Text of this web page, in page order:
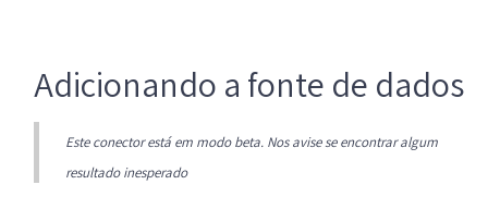
Adicionando a fonte de dados
Este conector está em modo beta. Nos avise se encontrar algum
resultado inesperado